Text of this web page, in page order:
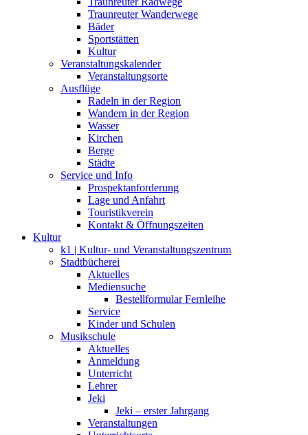
Traunreuter Wanderwege
Bäder
Sportstätten
Kultur
Veranstaltungskalender
Veranstaltungsorte
Ausflüge
Radeln in der Region
Wandern in der Region
Wasser
Kirchen
Berge
Städte
Service und Info
Prospektanforderung
Lage und Anfahrt
Touristikverein
Kontakt & Öffnungszeiten
Kultur
k1 | Kultur- und Veranstaltungszentrum
Stadtbücherei
Aktuelles
Mediensuche
Bestellformular Fernleihe
Service
Kinder und Schulen
Musikschule
Aktuelles
Anmeldung
Unterricht
Lehrer
Jeki
Jeki – erster Jahrgang
Veranstaltungen